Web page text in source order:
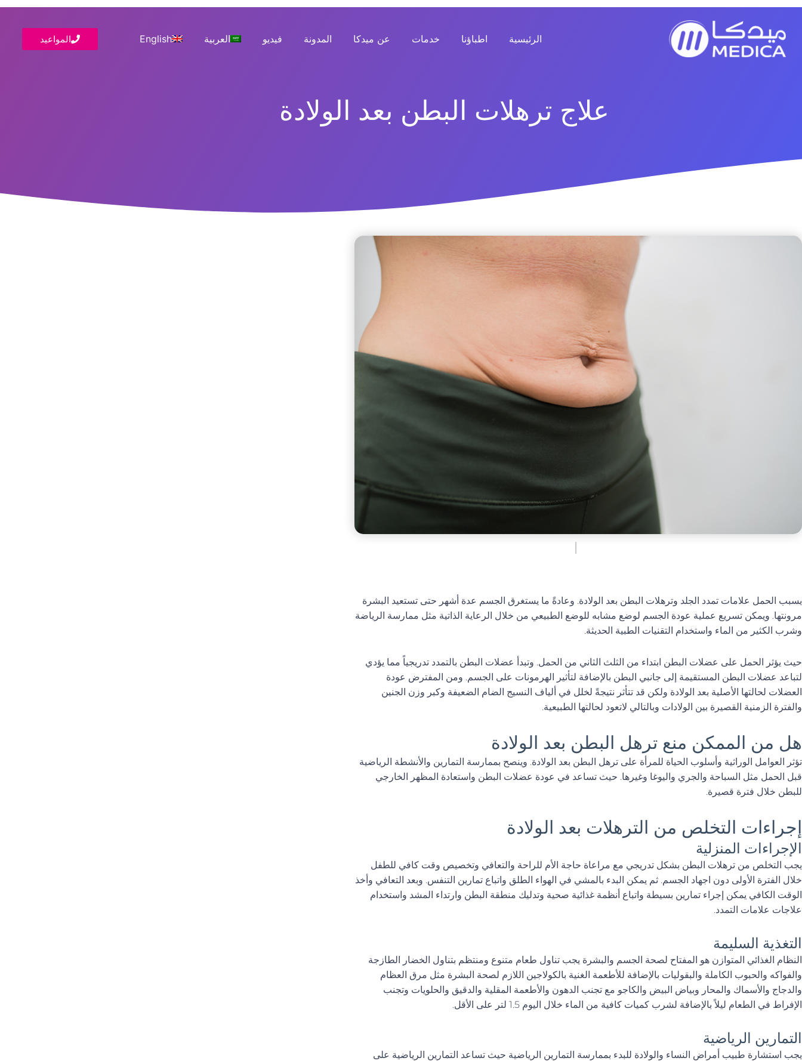
تخطي
المحتوى
الرئيسية اطباؤنا خدمات عن ميدكا المدونة فيديو العربية English المواعيد
علاج ترهلات البطن بعد الولادة
يسبب الحمل علامات تمدد الجلد وترهلات البطن بعد الولادة. وعادةً ما يستغرق الجسم عدة أشهر حتى تستعيد البشرة
مرونتها. ويمكن تسريع عملية عودة الجسم لوضع مشابه للوضع الطبيعي من خلال الرعاية الذاتية مثل ممارسة الرياضة
وشرب الكثير من الماء واستخدام التقنيات الطبية الحديثة.
حيث يؤثر الحمل على عضلات البطن ابتداء من الثلث الثاني من الحمل. وتبدأ عضلات البطن بالتمدد تدريجياً مما يؤدي
لتباعد عضلات البطن المستقيمة إلى جانبي البطن بالإضافة لتأثير الهرمونات على الجسم. ومن المفترض عودة
العضلات لحالتها الأصلية بعد الولادة ولكن قد تتأثر نتيجةً لخلل في ألياف النسيج الضام الضعيفة وكبر وزن الجنين
والفترة الزمنية القصيرة بين الولادات وبالتالي لاتعود لحالتها الطبيعية.
هل من الممكن منع ترهل البطن بعد الولادة
تؤثر العوامل الوراثية وأسلوب الحياة للمرأة على ترهل البطن بعد الولادة. وينصح بممارسة التمارين والأنشطة الرياضية
قبل الحمل مثل السباحة والجري واليوغا وغيرها. حيث تساعد في عودة عضلات البطن واستعادة المظهر الخارجي
للبطن خلال فترة قصيرة.
إجراءات التخلص من الترهلات بعد الولادة
الإجراءات المنزلية
يجب التخلص من ترهلات البطن بشكل تدريجي مع مراعاة حاجة الأم للراحة والتعافي وتخصيص وقت كافي للطفل
خلال الفترة الأولى دون اجهاد الجسم. ثم يمكن البدء بالمشي في الهواء الطلق واتباع تمارين التنفس. وبعد التعافي وأخذ
الوقت الكافي يمكن إجراء تمارين بسيطة واتباع أنظمة غذائية صحية وتدليك منطقة البطن وارتداء المشد واستخدام
علاجات علامات التمدد.
التغذية السليمة
النظام الغذائي المتوازن هو المفتاح لصحة الجسم والبشرة يجب تناول طعام متنوع ومنتظم بتناول الخضار الطازجة
والفواكه والحبوب الكاملة والبقوليات بالإضافة للأطعمة الغنية بالكولاجين اللازم لصحة البشرة مثل مرق العظام
والدجاج والأسماك والمحار وبياض البيض والكاجو مع تجنب الدهون والأطعمة المقلية والدقيق والحلويات وتجنب
الإفراط في الطعام ليلاً بالإضافة لشرب كميات كافية من الماء خلال اليوم 1.5 لتر على الأقل.
التمارين الرياضية
يجب استشارة طبيب أمراض النساء والولادة للبدء بممارسة التمارين الرياضية حيث تساعد التمارين الرياضية على